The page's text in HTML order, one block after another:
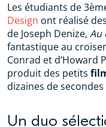
Les étudiants de
Design ont réalisé
de Joseph Denize, Au
fantastique au
Conrad et d’Howard
produit des petits
dizaines de
Un duo